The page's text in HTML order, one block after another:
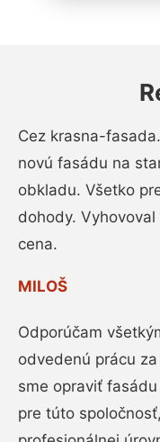
Cez krasna-
novú fasádu na
obkladu. Všetko
dohody.
cena.
MILOŠ
Odporúčam
odvedenú prácu
sme opraviť
pre túto